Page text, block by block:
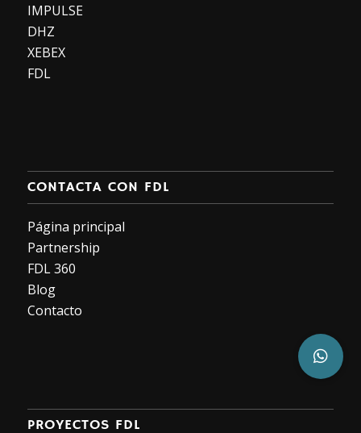
IMPULSE
DHZ
XEBEX
FDL
CONTACTA CON FDL
Página principal
Partnership
FDL 360
Blog
Contacto
PROYECTOS FDL